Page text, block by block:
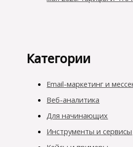
Категории
Email-маркетинг и
Веб-аналитика
Для начинающих
Инструменты и сервисы